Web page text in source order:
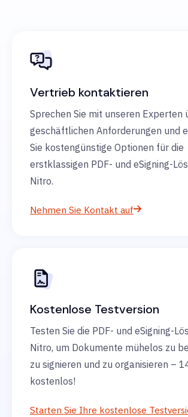
Vertrieb kontaktieren
Sprechen Sie mit unseren Experten
geschäftlichen Anforderungen und
Sie kostengünstige Optionen für die
erstklassigen PDF- und eSigning-
Nitro.
Nehmen Sie Kontakt auf
Kostenlose Testversion
Testen Sie die PDF- und eSigning-
Nitro, um Dokumente mühelos zu
zu signieren und zu organisieren –
kostenlos!
Starten Sie Ihre kostenlose